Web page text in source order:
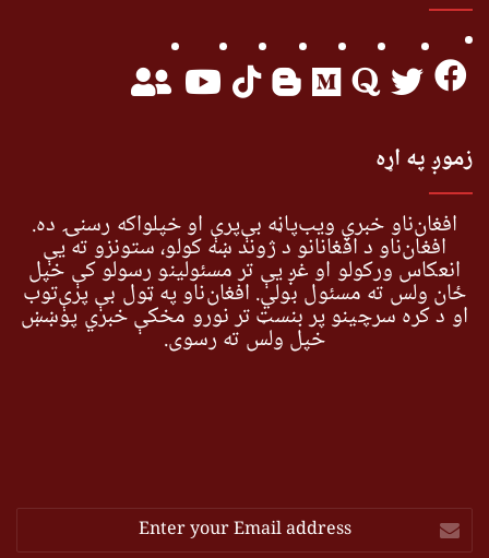
زموږ په اړه
افغان‌ناو خبري ویب‌پاڼه بې‌پرې او خپلواکه رسنۍ ده.
افغان‌ناو د افغانانو د ژوند ښه کولو، ستونزو ته یې
انعکاس ورکولو او غږ یې تر مسئولینو رسولو کې خپل
ځان ولس ته مسئول بولي. افغان‌ناو په ټول بې پرې‌توب
او د کره سرچینو پر بنسټ تر نورو مخکې خبري پوښښ
خپل ولس ته رسوي.
Enter
your